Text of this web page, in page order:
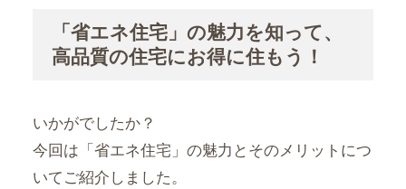
「省エネ住宅」の魅力を知って、
高品質の住宅にお得に住もう！
いかがでしたか？
今回は「省エネ住宅」の魅力とそのメリットにつ
いてご紹介しました。